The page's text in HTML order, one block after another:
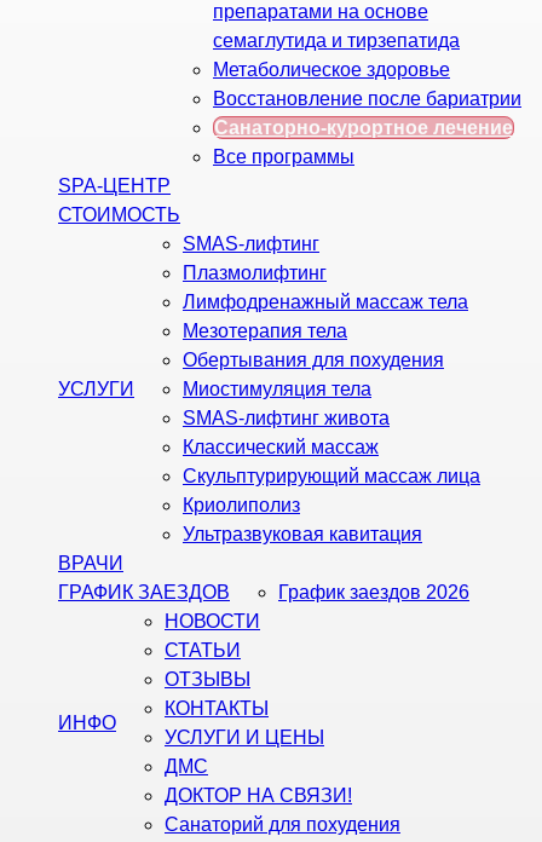
препаратами на основе
семаглутида и тирзепатида
Метаболическое здоровье
Восстановление после бариатрии
Санаторно-курортное лечение
Все программы
SPA-ЦЕНТР
СТОИМОСТЬ
УСЛУГИ
SMAS-лифтинг
Плазмолифтинг
Лимфодренажный массаж тела
Мезотерапия тела
Обертывания для похудения
Миостимуляция тела
SMAS-лифтинг живота
Классический массаж
Скульптурирующий массаж лица
Криолиполиз
Ультразвуковая кавитация
ВРАЧИ
ГРАФИК ЗАЕЗДОВ
График заездов 2026
ИНФО
НОВОСТИ
СТАТЬИ
ОТЗЫВЫ
КОНТАКТЫ
УСЛУГИ И ЦЕНЫ
ДМС
ДОКТОР НА СВЯЗИ!
Санаторий для похудения